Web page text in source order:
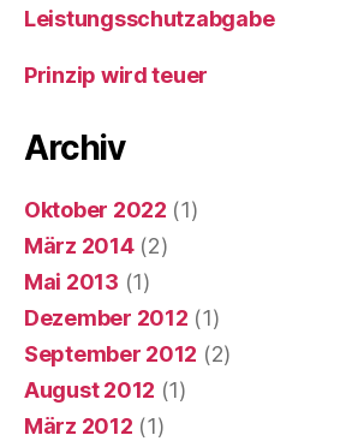
Leistungsschutzabgabe
Prinzip wird teuer
Archiv
Oktober 2022 (1)
März 2014(2)
Mai 2013 (1)
Dezember 2012 (1)
September 2012 (2)
August 2012 (1)
März 2012 (1)